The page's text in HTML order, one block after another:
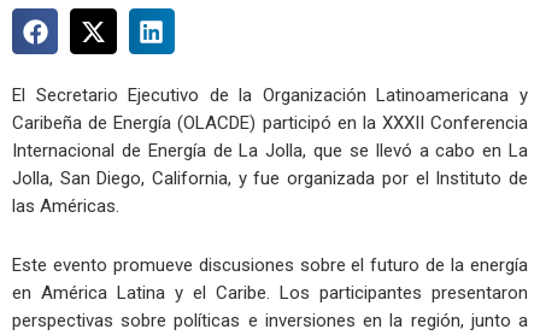
El Secretario Ejecutivo de la Organización Latinoamericana y
Caribeña de Energía (OLACDE) participó en la XXXII Conferencia
Internacional de Energía de La Jolla, que se llevó a cabo en La
Jolla, San Diego, California, y fue organizada por el Instituto de
las Américas.
Este evento promueve discusiones sobre el futuro de la energía
en América Latina y el Caribe. Los participantes presentaron
perspectivas sobre políticas e inversiones en la región, junto a